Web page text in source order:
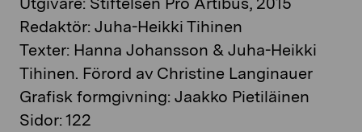
Redaktör: Juha-Heikki Tihinen
Texter: Hanna Johansson & Juha-Heikki
Tihinen. Förord av Christine Langinauer
Grafisk formgivning: Jaakko Pietiläinen
Sidor: 122